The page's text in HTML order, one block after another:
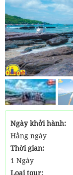
Ngày khởi hành:
Hằng ngày
Thời gian:
1 Ngày
Loại tour: